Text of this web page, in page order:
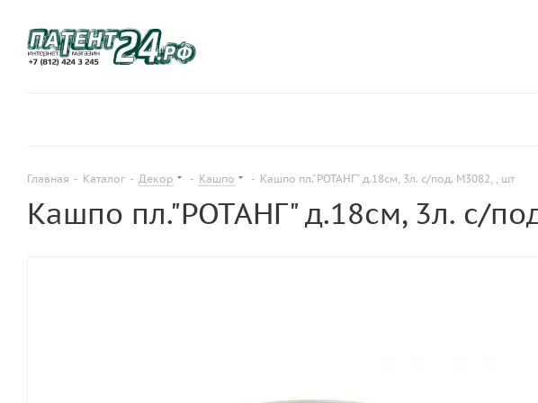
Главная - Каталог - Декор - Кашпо - Кашпо пл."РОТАНГ" д.18см, 3л. с/под. М3082, , шт
Кашпо пл."РОТАНГ" д.18см, 3л. с/